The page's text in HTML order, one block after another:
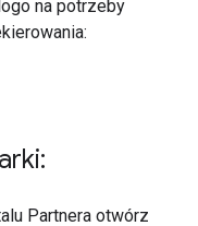
na potrzeby
Partnera otwórz